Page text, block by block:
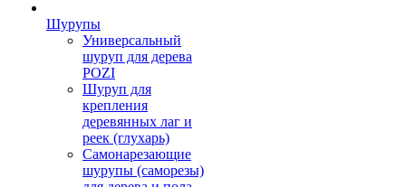
Шурупы
Универсальный
шуруп для дерева
POZI
Шуруп для
крепления
деревянных лаг и
реек (глухарь)
Самонарезающие
шурупы (саморезы)